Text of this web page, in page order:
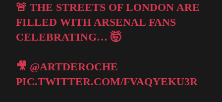
🚨 THE STREETS OF LONDON ARE
FILLED WITH ARSENAL FANS
CELEBRATING… 🤯
🎥 @ARTDEROCHE
PIC.TWITTER.COM/FVAQYEKU3R